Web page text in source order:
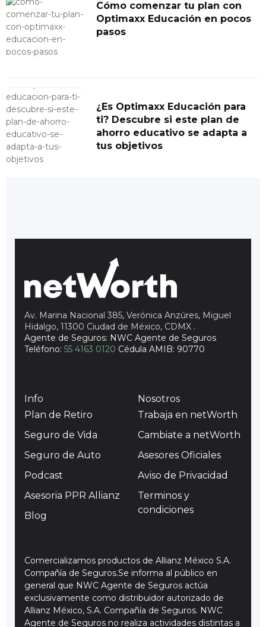
Cómo comenzar tu plan con
Optimaxx Educación en pocos
pasos
¿Es Optimaxx Educación para
ti? Descubre si este plan de
ahorro educativo se adapta a
tus objetivos
Av. Marina Nacional 385, Verónica Anzúres, Miguel
Hidalgo, 11300 Ciudad de México, CDMX .
Agente de Seguros: NWC Agente de Seguros
Teléfono: 55 4163 0120 Cédula AMIB: 90770
Info
Plan de Retiro
Seguro de Vida
Seguro de Auto
Podcast
Asesoria PPR Allianz
Blog
Nosotros
Trabaja en netWorth
Cambiate a netWorth
Asesores Oficiales
Aviso de Privacidad
Terminos y
condiciones
Comercializamos productos de Allianz México S.A.
Compañía de Seguros.Se informa al público en
general que NWC Agente de Seguros actúa
exclusivamente como distribuidor autorizado de
Allianz México, S.A. Compañía de Seguros. NWC
Agente de Seguros no realiza actividades distintas a